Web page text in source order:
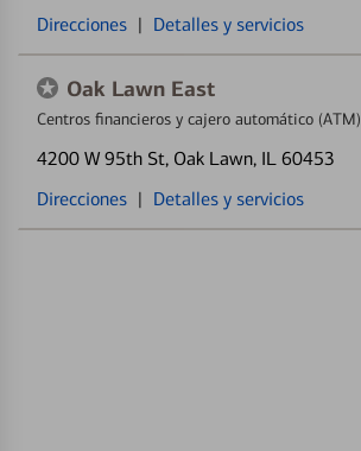
Direcciones | Detalles y servicios
Oak Lawn East
Centros financieros y cajero automático (ATM)
4200 W 95th St, Oak Lawn, IL 60453
Direcciones | Detalles y servicios